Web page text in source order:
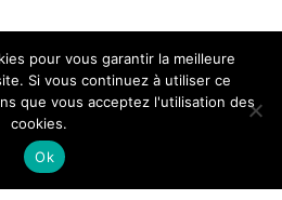
pour vous garantir la meilleure
Si vous continuez à utiliser ce
que vous acceptez l'utilisation des
cookies.
Ok